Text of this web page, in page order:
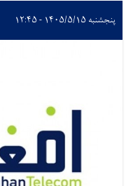
پنجشنبه ۱۴۰۵/۵/۱۵ - ۱۲:۴۵